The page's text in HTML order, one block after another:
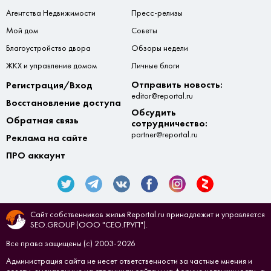
Агентства Недвижимости
Мой дом
Благоустройство двора
ЖКХ и управление домом
Пресс-релизы
Советы
Обзоры недели
Личные блоги
Регистрация/Вход
Восстановление доступа
Обратная связь
Реклама на сайте
ПРО аккаунт
Отправить новость:
editor@reportal.ru
Обсудить
сотрудничество:
partner@reportal.ru
Сайт собственников жилья Reportal.ru принадлежит и управляется
SEO.GROUP (ООО "СЕО.ГРУП").
Все права защищены (с) 2003-2026
Администрация сайта не несет ответственности за частные мнения и